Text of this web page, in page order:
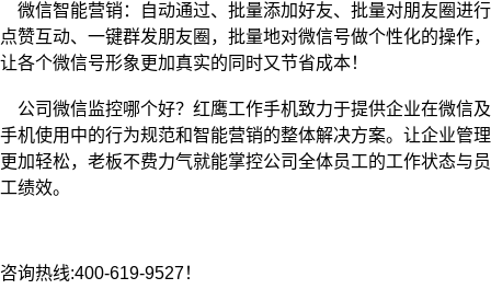
微信智能营销：自动通过、批量添加好友、批量对朋友圈进行
点赞互动、一键群发朋友圈，批量地对微信号做个性化的操作，
让各个微信号形象更加真实的同时又节省成本！
公司微信监控哪个好？红鹰工作手机致力于提供企业在微信及
手机使用中的行为规范和智能营销的整体解决方案。让企业管理
更加轻松，老板不费力气就能掌控公司全体员工的工作状态与员
工绩效。
咨询热线:400-619-9527！